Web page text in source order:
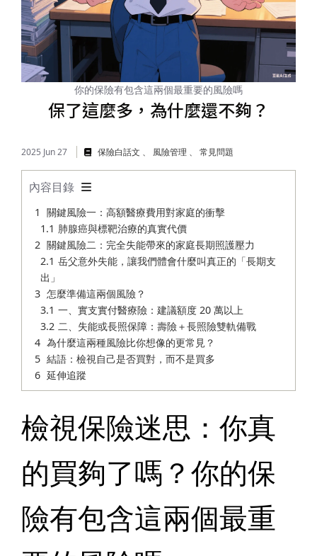
你的保險有包含這兩個最重要的風險嗎
保了這麼多，為什麼還不夠？
2025 Jun 27 保險白話文 風險管理 常見問題
內容目錄
關鍵風險一：高額醫療費用對家庭的衝擊
肺腺癌與標靶治療的真實代價
關鍵風險二：完全失能帶來的家庭長期照護壓力
岳父意外失能，讓我們體會什麼叫真正的「長期支
出」
怎麼準備這兩個風險？
一、實支實付醫療險：建議額度 20 萬以上
二、失能或長照保障：壽險＋長照險雙軌備戰
為什麼這兩種風險比你想像的更常見？
結語：檢視自己是否買對，而不是買多
延伸追蹤
檢視保險迷思：你真
的買夠了嗎？你的保
險有包含這兩個最重